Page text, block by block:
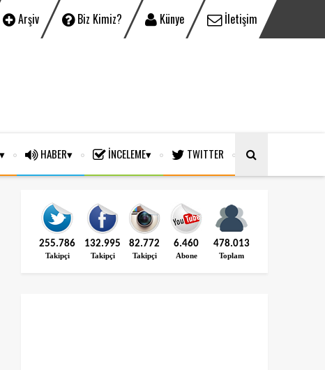
Arşiv Biz Kimiz? Künye İletişim
HABER İNCELEME TWITTER
255.786
Takipçi
132.995
Takipçi
82.772
Takipçi
6.460
Abone
478.013
Toplam